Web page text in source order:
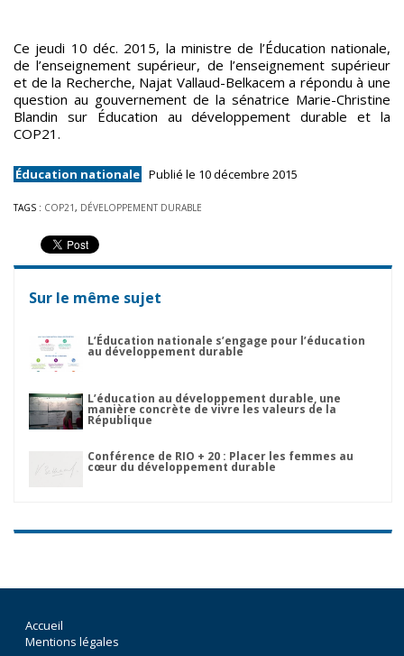
Ce jeudi 10 déc. 2015, la ministre de l’Éducation nationale,
de l’enseignement supérieur, de l’enseignement supérieur
et de la Recherche, Najat Vallaud-Belkacem a répondu à une
question au gouvernement de la sénatrice Marie-Christine
Blandin sur Éducation au développement durable et la
COP21.
Éducation nationale Publié le 10 décembre 2015
TAGS : COP21, DÉVELOPPEMENT DURABLE
Sur le même sujet
L’Éducation nationale s’engage pour l’éducation
au développement durable
L’éducation au développement durable, une
manière concrète de vivre les valeurs de la
République
Conférence de RIO + 20 : Placer les femmes au
cœur du développement durable
Accueil
Mentions légales